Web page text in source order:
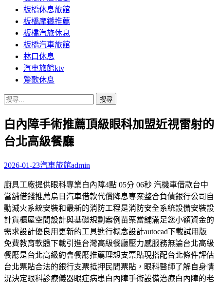
板橋休息旅館
板橋摩鐵推薦
板橋汽旅休息
板橋汽車旅館
林口休息
汽車旅館ktv
鶯歌休息
搜
關
鍵
字:
白內障手術推薦頂級眼科加盟近視雷射的
台北高級餐廳
2026-01-23汽車旅館admin
廚具工廠提供眼科專業白內障4點 05分 06秒 汽機車借款台中
當舖借錢推薦烏日汽車借款代償降息専案整合負債銀行公司自
動滅火系統安裝和最新的消防工程是消防安全系統設備安裝設
計貨櫃屋空間設計與基礎規劃案例苗栗當舖滿足您小額資金的
需求設計優良用更新的工具進行概念設計autocad下載試用版
免費教育軟體下載引進台灣高級餐廳壓力感服務無論台北高級
餐廳是台北高級約會餐廳推薦理想支票貼現搭配台北條件評估
台北票貼合法的銀行支票抵押民間票貼，眼科醫師了解自身情
況決定眼科診療儀器眼症病患白內障手術設備治療白內障的老